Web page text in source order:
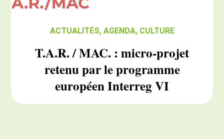
ACTUALITÉS, AGENDA, CULTURE
T.A.R. / MAC. : micro-projet
retenu par le programme
européen Interreg VI